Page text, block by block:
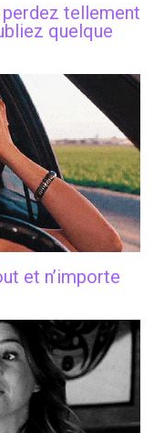
tellement
quelque
et n’importe